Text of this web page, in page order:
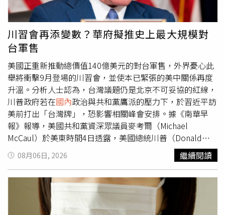
《羅盤報》（Kompas）的報導，普拉塞蒂約於7月30日向
媒體表示：「首先，我們從一開始就一直強調，我們的工作
不是為了追求民調上的『勝利』。我們相信，人民終將從我
們推動的一切政策中受益，而這些政策都符合我們競選時的
承諾，目的就是讓印尼成為1個持續進步、繁榮，並在糧
食、能源、工業化以及自然資源等各個領域都能自立自強的
國家。」印尼政府傳播機構負責人穆罕默德（Muhammad
Qodari）則於7月31日發布聲明稱，政府「持續檢討與評
估」各項施政計畫，希望改善民眾觀感，「在民主制度下，
民意調查是非常重要的參考依據。如果研究能夠更加細緻，
將更具參考價值，也能提供更清楚的論證。我認為，這不僅
有助於政府持續改進與修正政策，也能讓社會大眾更充分理
解民意調查的內容。」
購買該批苦茶油的消費者，不論產品是否已開封、剩餘數量
多少，公司皆提供全額退費。由於多數消費者為會員，公司
也透過會員App發放與退款金額等值的購物金，希望降低此
次事件對消費者造成的不便。面對外界質疑，為何在經過查
核後仍未能發現問題，永豐餘生技說明，當初合作對象是由
威加國際介紹的嘉義阿里山在地農民，公司隨後安排人員前
往現場確認，包括農地實際位置、面積、苦茶籽品種以及栽
種條件，也進一步估算該農地每年可生產的苦茶籽數量，以
及預計可製成的苦茶油產量，評估後才決定展開合作。除了
現場查核外，永豐餘生技表示，公司也曾向當地了解對方背
景，確認其確實具有在地農民身分，且過去曾獲得烏龍茶金
質獎等相關肯定。同時，公司亦檢視對方長期在公開平台分
享的榨油照片、影片及社群貼文，採收期間更要求提供現場
採收影像，以確認苦茶籽來源與採收狀況。永豐餘生技強
調，正因為前期投入大量查核程序，因此事件爆發後，公司
內部同樣感到震驚，直言過去一直認為相關流程已經足夠完
整，不可能出問題。目前永豐餘生技表示，現階段仍以配合
檢調調查，以及處理消費者退費、產品回收等後續善後工作
川習會再添變數？華府擬推史上最大規模對
台軍售
美國正重新推動總價值140億美元的對台軍售，外界憂心此
舉將衝擊9月登場的川習會，並使本已緊張的美中關係再度
升溫。分析人士認為，台灣議題仍是北京不可妥協的紅線，
川普政府若在國內政治與共和黨鷹派的壓力下，於習近平訪
美前打出「台灣牌」，恐影響相關峰會安排。據《南華早
報》報導，美國共和黨資深眾議員麥考爾（Michael
McCaul）於美東時間4日透露，美國總統川普（Donald
Trump）預計將於近期向美國國會提交1項總價值140億美
元的對台軍售方案。這位來自德州的國會議員在第3度訪台
期間，出席了1場安全論壇，並接受總統賴清德頒發獎項。
他指出：「我有信心，總統很快就會向國會提出另1項軍售
方案，額外提供價值140億美元的重要軍事防衛裝備。」儘
管觀察人士普遍懷疑，在中國國家主席習近平訪問美國前，
08月06日, 2026 繼續閱讀